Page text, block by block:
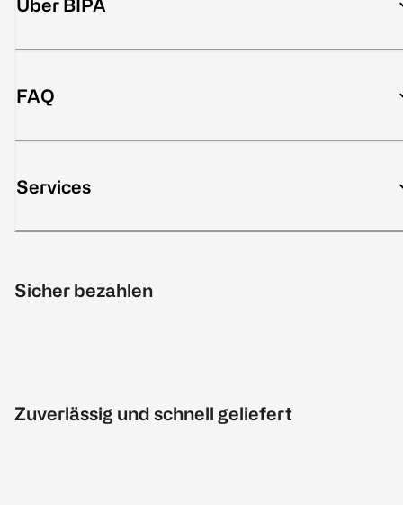
Über BIPA
FAQ
Services
Sicher bezahlen
Zuverlässig und schnell geliefert